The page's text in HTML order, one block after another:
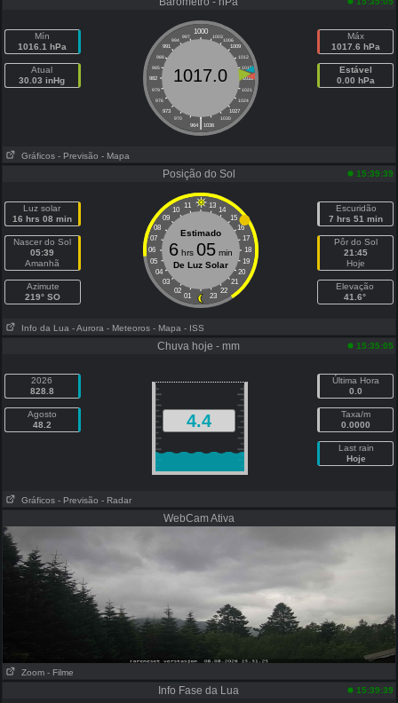
Mín
1016.1 hPa
Atual
30.03 inHg
1000
997 1003
994
1006
991
1009
988
1012
985
1015
982
1018
979
1021
976
1024
973
1027
970
1030
|
964 1036
1017.0
Máx
1017.6 hPa
Estável
0.00 hPa
Gráficos - Previsão - Mapa
Posição do Sol 15:39:39
Luz solar
16 hrs 08 min
Nascer do Sol
05:39
Amanhã
Azimute
219° SO
11 13
10
14
09
15
08
16
07
17
06
18
05
19
04
20
03
21
02
22
01 23
Estimado
6hrs 05min
De Luz Solar
Escuridão
7 hrs 51 min
Pôr do Sol
21:45
Hoje
Elevação
41.6°
Info da Lua - Aurora - Meteoros - Mapa - ISS
Chuva hoje - mm 15:35:05
2026
828.8
Agosto
48.2
4.4
Última Hora
0.0
Taxa/m
0.0000
Last rain
Hoje
Gráficos - Previsão - Radar
WebCam Ativa
Zoom - Filme
Info Fase da Lua 15:39:39